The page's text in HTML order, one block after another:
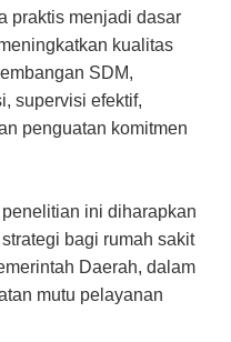
praktis menjadi dasar
kualitas
SDM,
supervisi efektif,
penguatan komitmen
ini diharapkan
bagi rumah sakit
Daerah, dalam
mutu pelayanan